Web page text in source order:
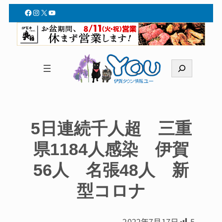
Facebook
Instagram
X YouTube
索
5日連続千人超 三重
県1184人感染 伊賀
56人 名張48人 新
型コロナ